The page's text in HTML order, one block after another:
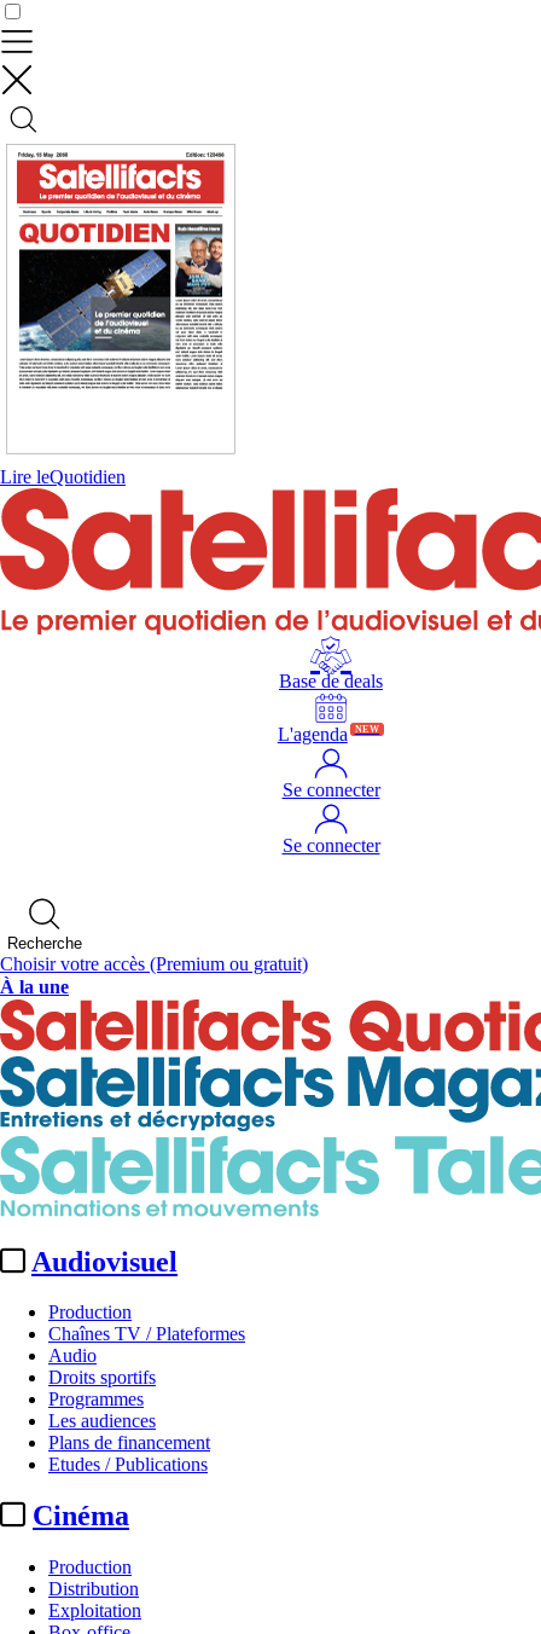
Lire leQuotidien
Base de deals
L'agenda NEW
Se connecter
Se connecter
Recherche
Choisir votre accès (Premium ou gratuit)
À la une
Audiovisuel
Production
Chaînes TV / Plateformes
Audio
Droits sportifs
Programmes
Les audiences
Plans de financement
Etudes / Publications
Cinéma
Production
Distribution
Exploitation
Contrôler vos données